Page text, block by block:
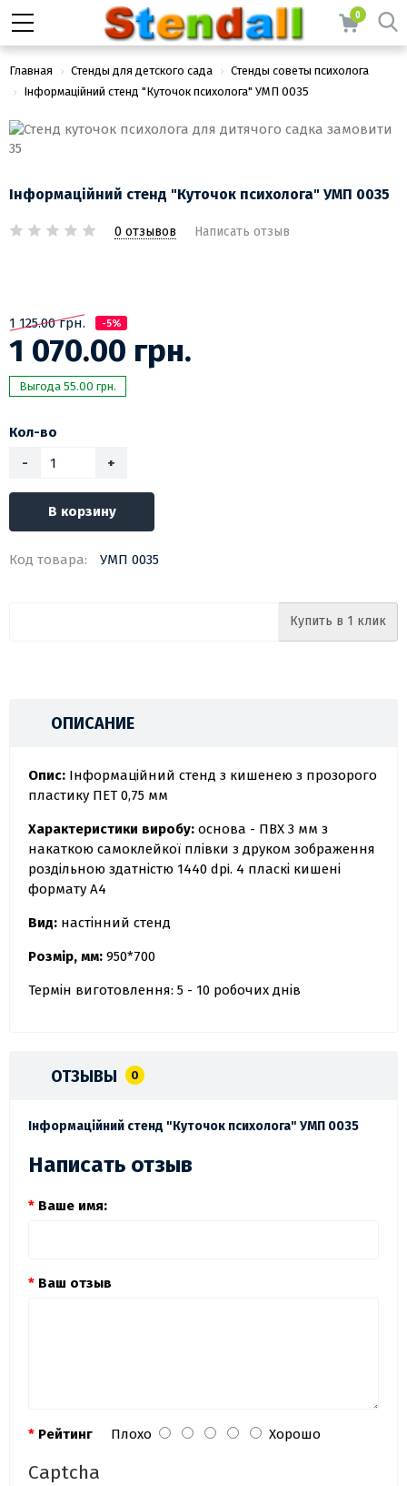
0
Главная Стенды для детского сада
Стенды советы психолога
Інформаційний стенд "Куточок психолога" УМП 0035
Інформаційний стенд "Куточок психолога" УМП 0035
0 отзывов Написать отзыв
1 125.00 грн. -5%
1 070.00 грн.
Выгода 55.00 грн.
Кол-во
-
+
В корзину
Код товара: УМП 0035
Купить в 1 клик
ОПИСАНИЕ
Опис: Інформаційний стенд з кишенею з прозорого
пластику ПЕТ 0,75 мм
Характеристики виробу: основа - ПВХ 3 мм з
накаткою самоклейкої плівки з друком зображення
роздільною здатністю 1440 dpi. 4 пласкі кишені
формату А4
Вид: настінний стенд
Розмір, мм: 950*700
Термін виготовлення: 5 - 10 робочих днів
ОТЗЫВЫ 0
Інформаційний стенд "Куточок психолога" УМП 0035
Написать отзыв
Ваше имя:
Ваш отзыв
Рейтинг Плохо Хорошо
Captcha